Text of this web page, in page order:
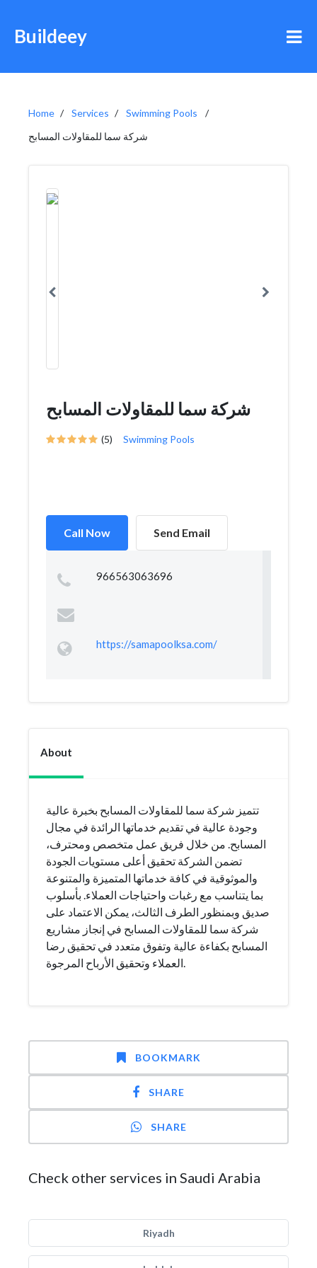
Buildeey
Home Services
Swimming Pools
شركة سما للمقاولات المسابح
شركة سما للمقاولات المسابح
(5) Swimming Pools
Call Now Send Email
966563063696
https://samapoolksa.com/
About
تتميز شركة سما للمقاولات المسابح بخبرة عالية
وجودة عالية في تقديم خدماتها الرائدة في مجال
المسابح. من خلال فريق عمل متخصص ومحترف،
تضمن الشركة تحقيق أعلى مستويات الجودة
والموثوقية في كافة خدماتها المتميزة والمتنوعة
بما يتناسب مع رغبات واحتياجات العملاء. بأسلوب
صديق وبمنظور الطرف الثالث، يمكن الاعتماد على
شركة سما للمقاولات المسابح في إنجاز مشاريع
المسابح بكفاءة عالية وتفوق متعدد في تحقيق رضا
العملاء وتحقيق الأرباح المرجوة.
BOOKMARK
SHARE
SHARE
Check other services in Saudi Arabia
Riyadh